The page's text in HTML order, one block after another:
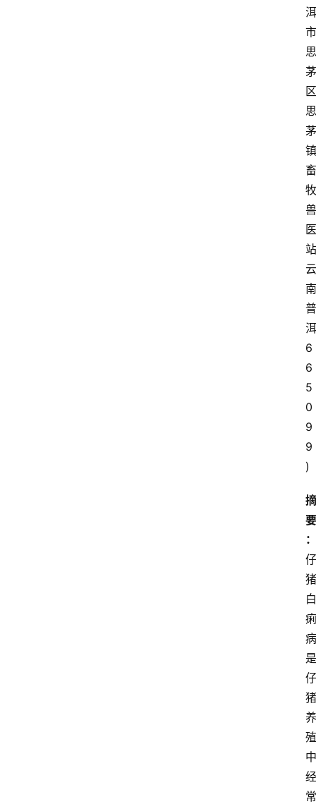
洱
市
思
茅
区
思
茅
镇
畜
牧
兽
医
站
云
南
普
洱
6
6
5
0
9
9
)
摘
要
：
仔
猪
白
痢
病
是
仔
猪
养
殖
中
经
常